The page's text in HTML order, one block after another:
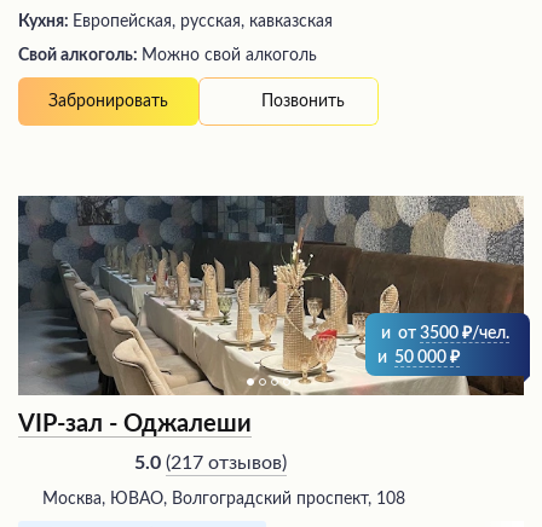
Кухня: Европейская, русская, кавказская
Свой алкоголь: Можно свой алкоголь
Забронировать Позвонить
и от 3500
/чел.
и 50 000
VIP-зал - Оджалеши
5.0 (217 отзывов)
Москва, ЮВАО, Волгоградский проспект, 108